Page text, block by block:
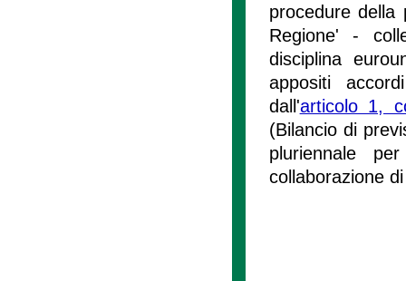
procedure della
Regione' -
disciplina
appositi
dall'articolo 1,
(Bilancio di
pluriennale
collaborazione